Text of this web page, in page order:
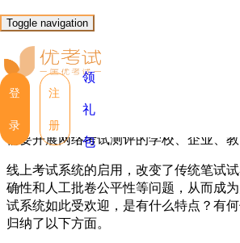
Toggle navigation
登
录
注
册
领
礼
包
优考试 博客
线上考试系统为何成为大众
YKS 2019年9月25日 星期三 15:15
线上考试系统 是一款非常好用的智能型
需要开展网络考试测评的学校、企业、教
线上考试系统的启用，改变了传统笔试
确性和人工批卷公平性等问题，从而成
试系统如此受欢迎，是有什么特点？有
归纳了以下方面。